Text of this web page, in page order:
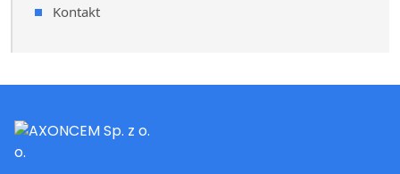
Kontakt